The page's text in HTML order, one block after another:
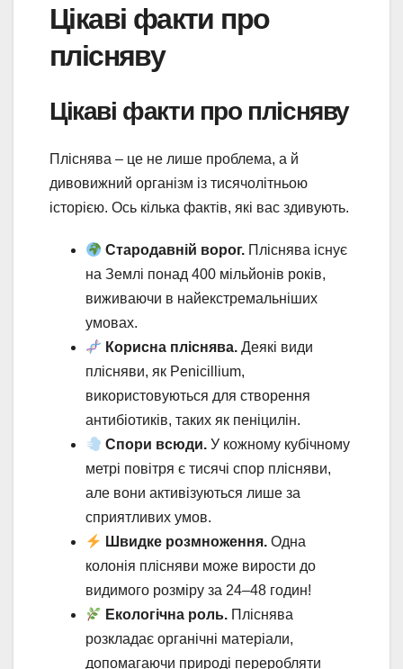
Цікаві факти про
плісняву
Цікаві факти про плісняву
Пліснява – це не лише проблема, а й
дивовижний організм із тисячолітньою
історією. Ось кілька фактів, які вас здивують.
Стародавній ворог. Пліснява існує
на Землі понад 400 мільйонів років,
виживаючи в найекстремальніших
умовах.
Корисна пліснява. Деякі види
плісняви, як Penicillium,
використовуються для створення
антибіотиків, таких як пеніцилін.
Спори всюди. У кожному кубічному
метрі повітря є тисячі спор плісняви,
але вони активізуються лише за
сприятливих умов.
Швидке розмноження. Одна
колонія плісняви може вирости до
видимого розміру за 24–48 годин!
Екологічна роль. Пліснява
розкладає органічні матеріали,
допомагаючи природі переробляти